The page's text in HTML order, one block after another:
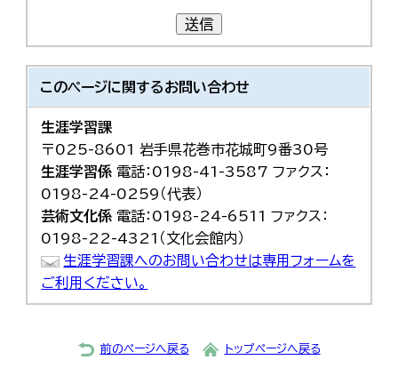
送信
このページに関するお問い合わせ
生涯学習課
〒025-8601 岩手県花巻市花城町9番30号
生涯学習係 電話：0198-41-3587 ファクス：
0198-24-0259（代表）
芸術文化係 電話：0198-24-6511 ファクス：
0198-22-4321（文化会館内）
生涯学習課へのお問い合わせは専用フォームを
ご利用ください。
前のページへ戻る トップページへ戻る